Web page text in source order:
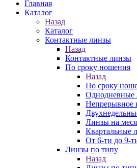
Главная
Каталог
Назад
Каталог
Контактные линзы
Назад
Контактные линзы
По сроку ношения
Назад
По сроку
Однодневные
Непрерывное
Линзы на
Квартальные
От 6-ти до 9-
Линзы по типу
Назад